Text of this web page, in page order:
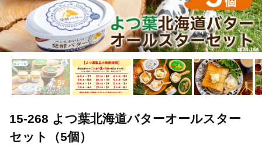
15-268 よつ葉北海道バターオールスター
セット（5個）